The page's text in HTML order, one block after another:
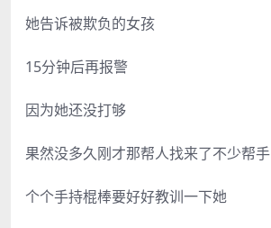
她告诉被欺负的女孩
15分钟后再报警
因为她还没打够
果然没多久刚才那帮人找来了不少帮手
个个手持棍棒要好好教训一下她